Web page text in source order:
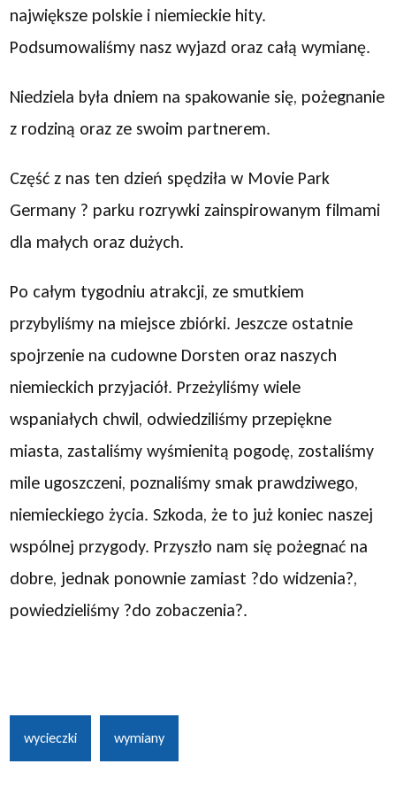
największe polskie i niemieckie hity.
Podsumowaliśmy nasz wyjazd oraz całą wymianę.
Niedziela była dniem na spakowanie się, pożegnanie
z rodziną oraz ze swoim partnerem.
Część z nas ten dzień spędziła w Movie Park
Germany ? parku rozrywki zainspirowanym filmami
dla małych oraz dużych.
Po całym tygodniu atrakcji, ze smutkiem
przybyliśmy na miejsce zbiórki. Jeszcze ostatnie
spojrzenie na cudowne Dorsten oraz naszych
niemieckich przyjaciół. Przeżyliśmy wiele
wspaniałych chwil, odwiedziliśmy przepiękne
miasta, zastaliśmy wyśmienitą pogodę, zostaliśmy
mile ugoszczeni, poznaliśmy smak prawdziwego,
niemieckiego życia. Szkoda, że to już koniec naszej
wspólnej przygody. Przyszło nam się pożegnać na
dobre, jednak ponownie zamiast ?do widzenia?,
powiedzieliśmy ?do zobaczenia?.
wycieczki wymiany